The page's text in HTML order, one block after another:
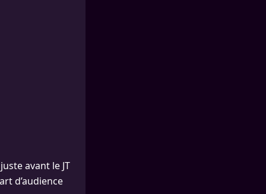
avant le JT
d’audience